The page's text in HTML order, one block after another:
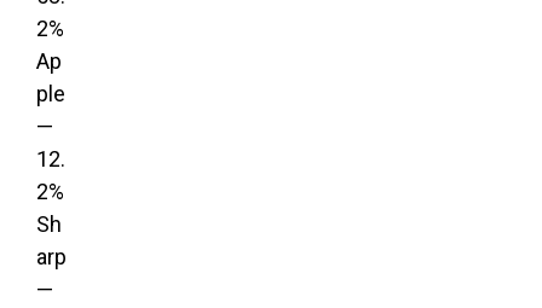
2%
Ap
ple
—
12.
2%
Sh
arp
—